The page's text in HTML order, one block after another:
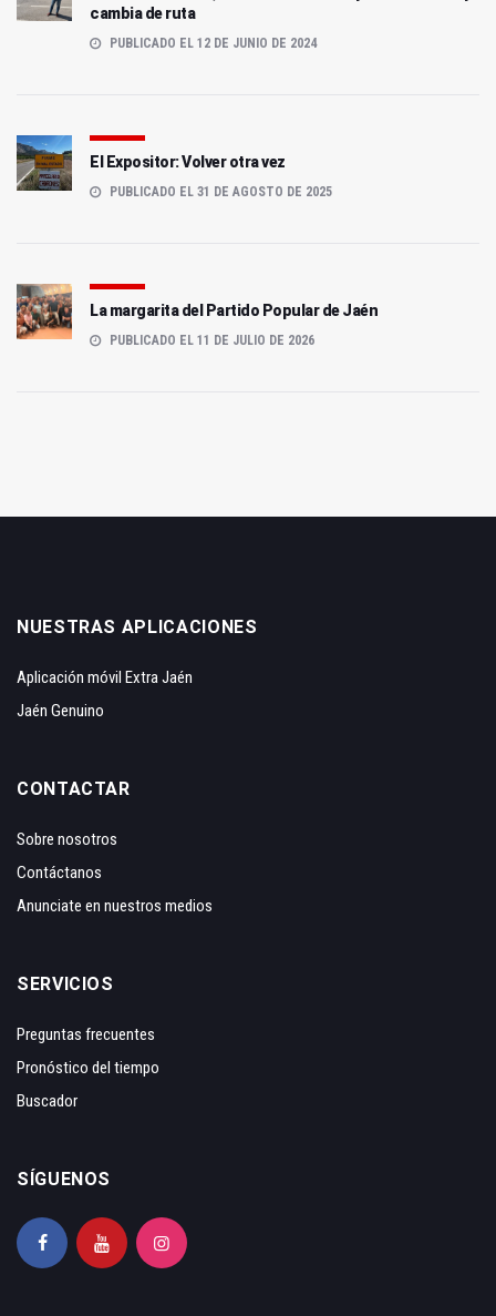
cambia de ruta
PUBLICADO EL 12 DE JUNIO DE 2024
El Expositor: Volver otra vez
PUBLICADO EL 31 DE AGOSTO DE 2025
La margarita del Partido Popular de Jaén
PUBLICADO EL 11 DE JULIO DE 2026
NUESTRAS APLICACIONES
Aplicación móvil Extra Jaén
Jaén Genuino
CONTACTAR
Sobre nosotros
Contáctanos
Anunciate en nuestros medios
SERVICIOS
Preguntas frecuentes
Pronóstico del tiempo
Buscador
SÍGUENOS